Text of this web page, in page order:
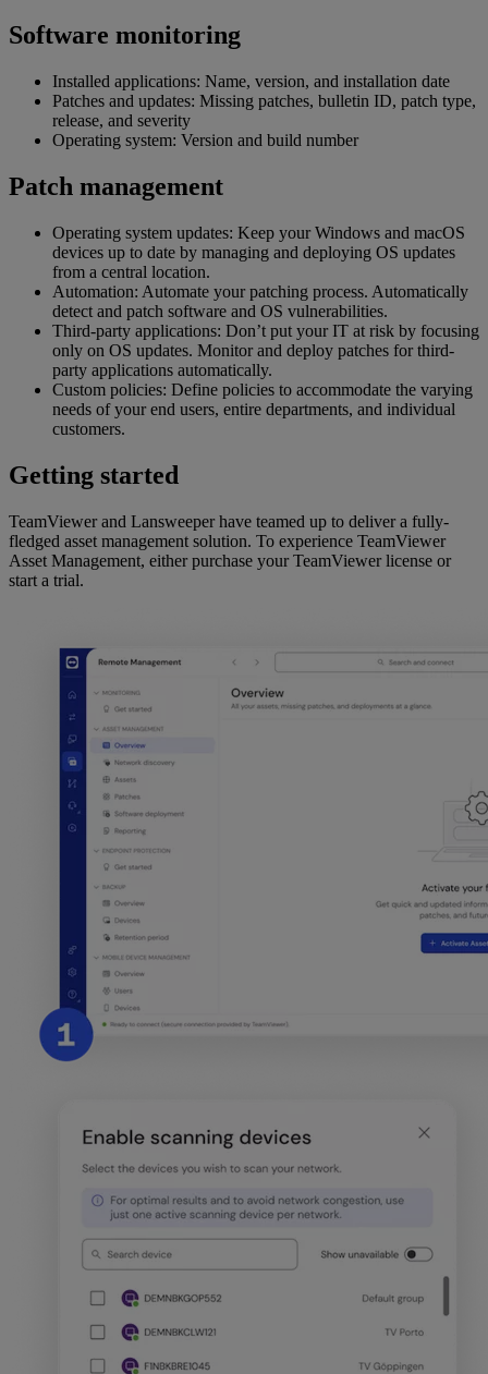
Software monitoring
Installed applications: Name, version, and installation date
Patches and updates: Missing patches, bulletin ID, patch type,
release, and severity
Operating system: Version and build number
Patch management
Operating system updates: Keep your Windows and macOS
devices up to date by managing and deploying OS updates
from a central location.
Automation: Automate your patching process. Automatically
detect and patch software and OS vulnerabilities.
Third-party applications: Don’t put your IT at risk by focusing
only on OS updates. Monitor and deploy patches for third-
party applications automatically.
Custom policies: Define policies to accommodate the varying
needs of your end users, entire departments, and individual
customers.
Getting started
TeamViewer and Lansweeper have teamed up to deliver a fully-
fledged asset management solution. To experience TeamViewer
Asset Management, either purchase your TeamViewer license or
start a trial.